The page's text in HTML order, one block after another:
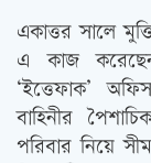
একাত্তর সালে
এ কাজ
‘ইত্তেফাক’
বাহিনীর
পরিবার নিয়ে